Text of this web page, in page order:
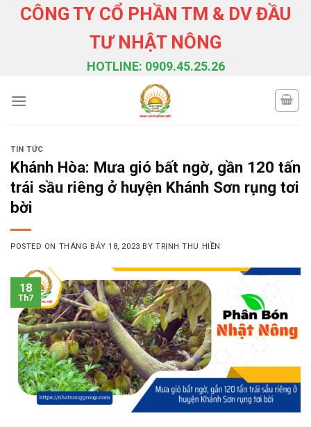
SkipCÔNG TY CỔ PHẦN TM & DV ĐẦU
TƯ NHẬT NÔNG
HOTLINE: 0909.45.25.26
TIN TỨC
Khánh Hòa: Mưa gió bất ngờ, gần 120 tấn
trái sầu riêng ở huyện Khánh Sơn rụng tơi
bời
POSTED ON THÁNG BẢY 18, 2023 BY TRỊNH THU HIỀN
18
Th7